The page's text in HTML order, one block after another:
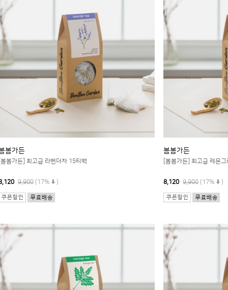
봄가든
봄가든] 최고급 라벤더차 15티백
9,900 (17% )
봄봄가든
[봄봄가든] 최고급 레몬
8,120 9,900 (17% )